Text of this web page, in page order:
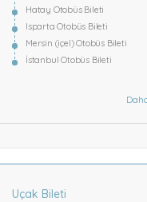
Hatay Otobüs Bileti
Isparta Otobüs Bileti
Mersin (içel) Otobüs Bileti
İstanbul Otobüs Bileti
Uçak Bileti